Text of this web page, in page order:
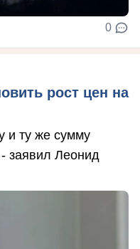
0
рост цен на
и ту же сумму
заявил Леонид